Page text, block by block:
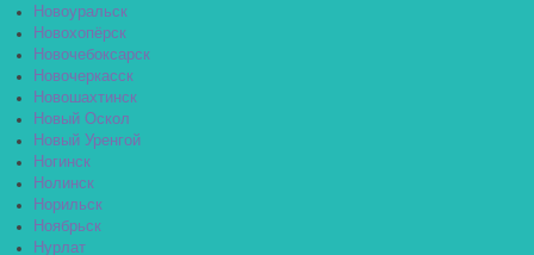
Новоуральск
Новохопёрск
Новочебоксарск
Новочеркасск
Новошахтинск
Новый Оскол
Новый Уренгой
Ногинск
Нолинск
Норильск
Ноябрьск
Нурлат